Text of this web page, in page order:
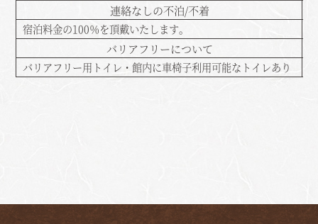
連絡なしの不泊/不着
宿泊料金の100％を頂戴いたします。
バリアフリーについて
バリアフリー用トイレ・館内に車椅子利用可能なトイレあり